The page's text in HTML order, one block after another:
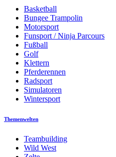
Basketball
Bungee Trampolin
Motorsport
Funsport / Ninja Parcours
Fußball
Golf
Klettern
Pferderennen
Radsport
Simulatoren
Wintersport
Themenwelten
Teambuilding
Wild West